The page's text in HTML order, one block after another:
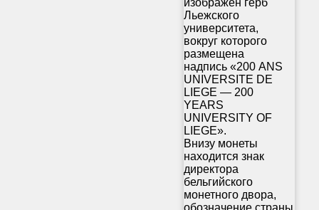
Льежского
университета,
вокруг которого
размещена
надпись «200 ANS
UNIVERSITE DE
LIEGE — 200
YEARS
UNIVERSITY OF
LIEGE».
Внизу монеты
находится знак
директора
бельгийского
монетного двора,
обозначение страны